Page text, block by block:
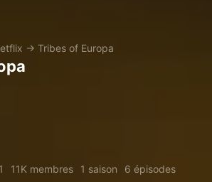
→ Tribes of Europa
11K membres 1 saison 6 épisodes